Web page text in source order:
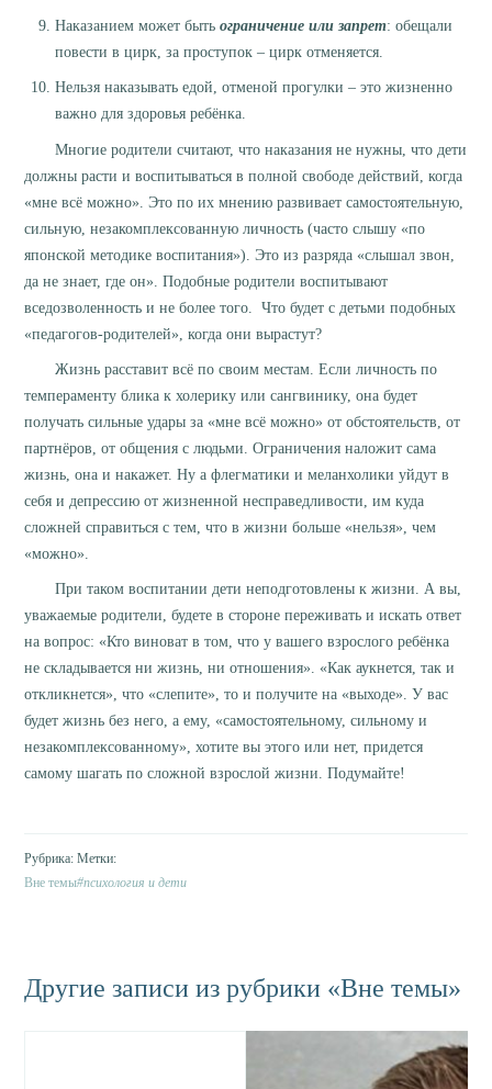
Наказанием может бытьограничение или запрет: обещали
повести в цирк, за проступок – цирк отменяется.
Нельзя наказывать едой, отменой прогулки – это жизненно
важно для здоровья ребёнка.
Многие родители считают, что наказания не нужны, что дети
должны расти и воспитываться в полной свободе действий, когда
«мне всё можно». Это по их мнению развивает самостоятельную,
сильную, незакомплексованную личность (часто слышу «по
японской методике воспитания»). Это из разряда «слышал звон,
да не знает, где он». Подобные родители воспитывают
вседозволенность и не более того. Что будет с детьми подобных
«педагогов-родителей», когда они вырастут?
Жизнь расставит всё по своим местам. Если личность по
темпераменту блика к холерику или сангвинику, она будет
получать сильные удары за «мне всё можно» от обстоятельств, от
партнёров, от общения с людьми. Ограничения наложит сама
жизнь, она и накажет. Ну а флегматики и меланхолики уйдут в
себя и депрессию от жизненной несправедливости, им куда
сложней справиться с тем, что в жизни больше «нельзя», чем
«можно».
При таком воспитании дети неподготовлены к жизни. А вы,
уважаемые родители, будете в стороне переживать и искать ответ
на вопрос: «Кто виноват в том, что у вашего взрослого ребёнка
не складывается ни жизнь, ни отношения». «Как аукнется, так и
откликнется», что «слепите», то и получите на «выходе». У вас
будет жизнь без него, а ему, «самостоятельному, сильному и
незакомплексованному», хотите вы этого или нет, придется
самому шагать по сложной взрослой жизни. Подумайте!
Вне темы психология и дети
Другие записи из рубрики «Вне темы»